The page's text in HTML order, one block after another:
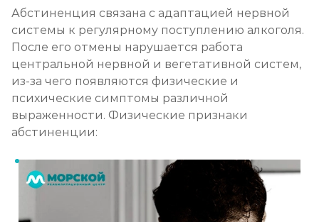
Абстиненция связана с адаптацией нервной
системы к регулярному поступлению алкоголя.
После его отмены нарушается работа
центральной нервной и вегетативной систем,
из-за чего появляются физические и
психические симптомы различной
выраженности. Физические признаки
абстиненции: